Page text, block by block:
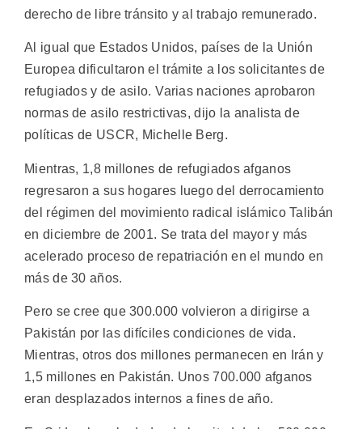
derecho de libre tránsito y al trabajo remunerado.
Al igual que Estados Unidos, países de la Unión
Europea dificultaron el trámite a los solicitantes de
refugiados y de asilo. Varias naciones aprobaron
normas de asilo restrictivas, dijo la analista de
políticas de USCR, Michelle Berg.
Mientras, 1,8 millones de refugiados afganos
regresaron a sus hogares luego del derrocamiento
del régimen del movimiento radical islámico Talibán
en diciembre de 2001. Se trata del mayor y más
acelerado proceso de repatriación en el mundo en
más de 30 años.
Pero se cree que 300.000 volvieron a dirigirse a
Pakistán por las difíciles condiciones de vida.
Mientras, otros dos millones permanecen en Irán y
1,5 millones en Pakistán. Unos 700.000 afganos
eran desplazados internos a fines de año.